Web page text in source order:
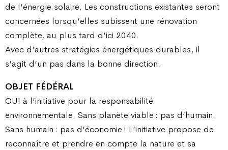
de l’énergie solaire. Les constructions existantes seront
concernées lorsqu’elles subissent une rénovation
complète, au plus tard d’ici 2040.
Avec d’autres stratégies énergétiques durables, il
s’agit d’un pas dans la bonne direction.
OBJET FÉDÉRAL
OUI à l’initiative pour la responsabilité
environnementale. Sans planète viable : pas d’humain.
Sans humain : pas d’économie ! L’initiative propose de
reconnaître et prendre en compte la nature et sa